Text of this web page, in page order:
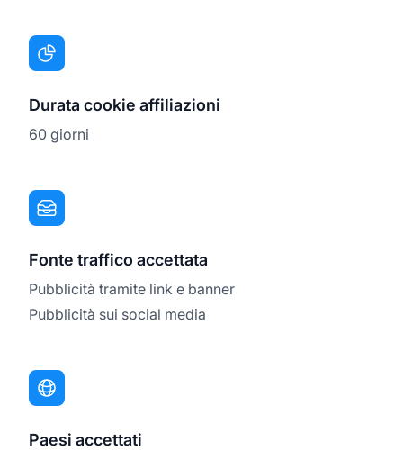
Durata cookie affiliazioni
60 giorni
Fonte traffico accettata
Pubblicità tramite link e banner
Pubblicità sui social media
Paesi accettati